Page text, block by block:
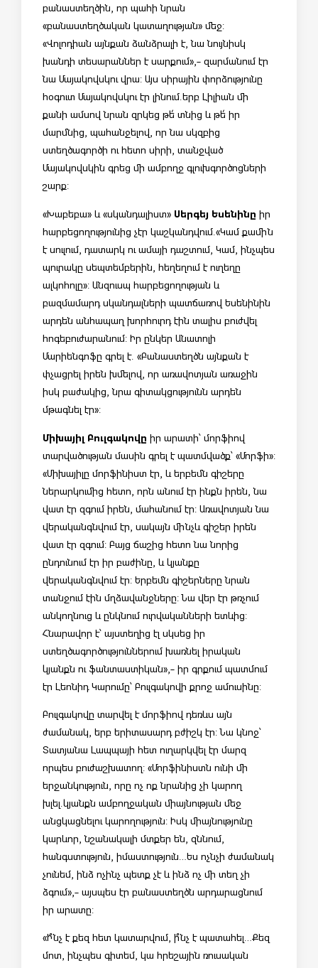
բանաստեղծին, որ պահի նրան
«բանաստեղծական կատաղության» մեջ:
«Վոլոդիան այնքան ձանձրալի է, նա նույնիսկ
խանդի տեսարաններ է սարքում»,- զարմանում էր
նա Մայակովսկու վրա: Այս սիրային փորձությունը
հօգուտ Մայակովսկու էր լինում.երբ Լիլիան մի
քանի ամսով նրան զրկեց թե՛ տնից և թե՛ իր
մարմնից, պահանջելով, որ նա սկզբից
ստեղծագործի ու հետո սիրի, տանջված
Մայակովսկին գրեց մի ամբողջ գլուխգործոցների
շարք:
«Խաբեբա» և «սկանդալիստ» Սերգեյ Եսենինը իր
հարբեցողությունից չէր կաշկանդվում.«Կամ քամին
է սուլում, դատարկ ու ամայի դաշտում, Կամ, ինչպես
պուրակը սեպտեմբերին, հեղեղում է ուղեղը
ալկոհոլը»: Անզուսպ հարբեցողության և
բազմամարդ սկանդալների պատճառով Եսենինին
արդեն անհապաղ խորհուրդ էին տալիս բուժվել
հոգեբուժարանում: Իր ընկեր Անատոլի
Մարիենգոֆը գրել է. «Բանաստեղծն այնքան է
փչացրել իրեն խմելով, որ առավոտյան առաջին
իսկ բաժակից, նրա գիտակցությունն արդեն
մթագնել էր»:
Միխայիլ Բուլգակովը իր արատի՝ մորֆիով
տարվածության մասին գրել է պատմվածք՝ «Մորֆի»:
«Միխայիլը մորֆինիստ էր, և երբեմն գիշերը
ներարկումից հետո, որն անում էր ինքն իրեն, նա
վատ էր զգում իրեն, մահանում էր: Առավոտյան նա
վերականգնվում էր, սակայն մինչև գիշեր իրեն
վատ էր զգում: Բայց ճաշից հետո նա նորից
ընդունում էր իր բաժինը, և կյանքը
վերականգնվում էր: Երբեմն գիշերները նրան
տանջում էին մղձավանջները: Նա վեր էր թռչում
անկողնուց և ընկնում ուրվականների ետևից:
Հնարավոր է՝ այստեղից էլ սկսեց իր
ստեղծագործություններում խառնել իրական
կյանքն ու ֆանտաստիկան»,- իր գրքում պատմում
էր Լեոնիդ Կարումը՝ Բուլգակովի քրոջ ամուսինը:
Բուլգակովը տարվել է մորֆիով դեռևս այն
ժամանակ, երբ երիտասարդ բժիշկ էր: Նա կնոջ՝
Տատյանա Լապպայի հետ ուղարկվել էր մարզ
որպես բուժաշխատող: «Մորֆինիստն ունի մի
երջանկություն, որը ոչ ոք նրանից չի կարող
խլել.կյանքն ամբողջական միայնության մեջ
անցկացնելու կարողություն: Իսկ միայնությունը
կարևոր, նշանակալի մտքեր են, զննում,
հանգստություն, իմաստություն…Ես ոչնչի ժամանակ
չունեմ, ինձ ոչինչ պետք չէ և ինձ ոչ մի տեղ չի
ձգում»,- այսպես էր բանաստեղծն արդարացնում
իր արատը:
«Ի՞նչ է քեզ հետ կատարվում, ի՞նչ է պատահել…Քեզ
մոտ, ինչպես գիտեմ, կա հրեշային ռուսական